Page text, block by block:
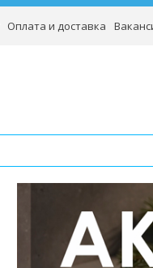
Оплата и доставка